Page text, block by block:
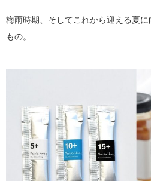
梅雨時期、そしてこれから迎える夏
もの。